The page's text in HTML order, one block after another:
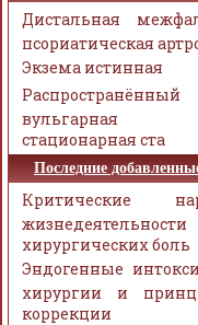
Дистальная
псориатическая
Экзема истинная
Распространённый
вульгарная
стационарная ста
Последние
Критические
хирургических боль
Эндогенные
хирургии и
коррекции